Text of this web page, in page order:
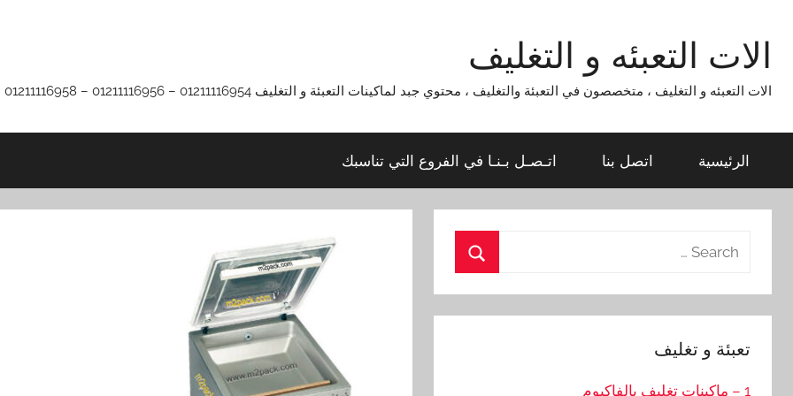
contentالات التعبئه و التغليف
الات التعبئه و التغليف ، متخصصون في التعبئة والتغليف ، محتوي جبد لماكينات التعبئة و التغليف 01211116954 – 01211116956 – 01211116958
الرئيسية اتصل بنا اتـصـل بـنـا في الفروع التي تناسبك
Search
تعبئة و تغليف
1 – ماكينات تغليف بالفاكيوم